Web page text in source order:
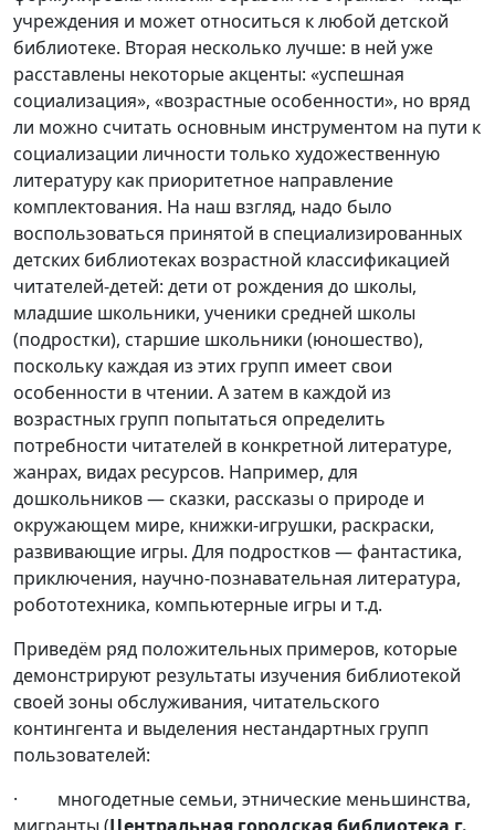
учреждения и может относиться к любой детской
библиотеке. Вторая несколько лучше: в ней уже
расставлены некоторые акценты: «успешная
социализация», «возрастные особенности», но вряд
ли можно считать основным инструментом на пути к
социализации личности только художественную
литературу как приоритетное направление
комплектования. На наш взгляд, надо было
воспользоваться принятой в специализированных
детских библиотеках возрастной классификацией
читателей-детей: дети от рождения до школы,
младшие школьники, ученики средней школы
(подростки), старшие школьники (юношество),
поскольку каждая из этих групп имеет свои
особенности в чтении. А затем в каждой из
возрастных групп попытаться определить
потребности читателей в конкретной литературе,
жанрах, видах ресурсов. Например, для
дошкольников — сказки, рассказы о природе и
окружающем мире, книжки-игрушки, раскраски,
развивающие игры. Для подростков — фантастика,
приключения, научно-познавательная литература,
робототехника, компьютерные игры и т.д.
Приведём ряд положительных примеров, которые
демонстрируют результаты изучения библиотекой
своей зоны обслуживания, читательского
контингента и выделения нестандартных групп
пользователей:
· многодетные семьи, этнические меньшинства,